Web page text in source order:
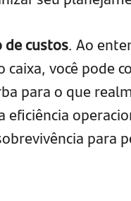
de custos. Ao
você pode
para o que
para